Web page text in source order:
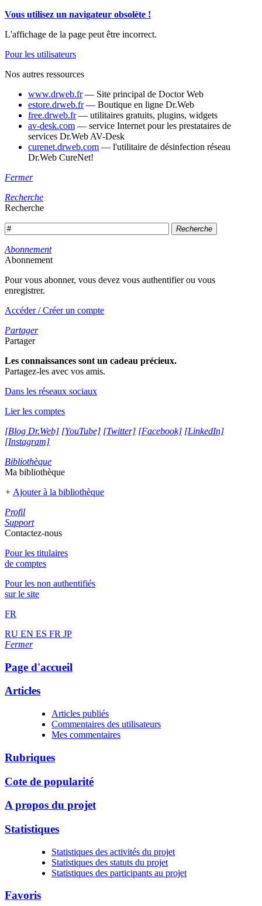
Vous utilisez un navigateur obsolète !
L'affichage de la page peut être incorrect.
Pour les utilisateurs
Nos autres ressources
www.drweb.fr— Site principal de Doctor Web
estore.drweb.fr— Boutique en ligne Dr.Web
free.drweb.fr— utilitaires gratuits, plugins, widgets
av-desk.com — service Internet pour les prestataires de
services Dr.Web AV-Desk
curenet.drweb.com — l'utilitaire de désinfection réseau
Dr.Web CureNet!
Fermer
Recherche
Recherche
Recherche
Abonnement
Abonnement
Pour vous abonner, vous devez vous authentifier ou vous
enregistrer.
Accéder / Créer un compte
Partager
Partager
Les connaissances sont un cadeau précieux.
Partagez-les avec vos amis.
Dans les réseaux sociaux
Lier les comptes
[Blog Dr.Web] [YouTube] [Twitter] [Facebook] [LinkedIn]
[Instagram]
Bibliothèque
Ma bibliothèque
+ Ajouter à la bibliothèque
Profil
Support
Contactez-nous
Pour les titulaires
de comptes
Pour les non authentifiés
sur le site
FR
RU EN ES FR JP
Fermer
Page d'accueil
Articles
Articles publiés
Commentaires des utilisateurs
Mes commentaires
Rubriques
Cote de popularité
A propos du projet
Statistiques
Statistiques des activités du projet
Statistiques des statuts du projet
Statistiques des participants au projet
Favoris